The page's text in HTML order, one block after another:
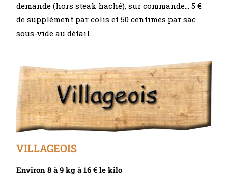
demande (hors steak haché), sur commande… 5 €
de supplément par colis et 50 centimes par sac
sous-vide au détail…
VILLAGEOIS
Environ 8 à 9 kg à 16 € le kilo